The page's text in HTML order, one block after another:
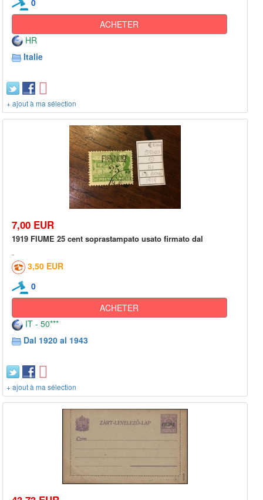
ACHETER
HR
Italie
+ ajout à ma sélection
7,00 EUR
1919 FIUME 25 cent soprastampato usato firmato dal
3,50 EUR
0
ACHETER
IT - 50***
Dal 1920 al 1943
+ ajout à ma sélection